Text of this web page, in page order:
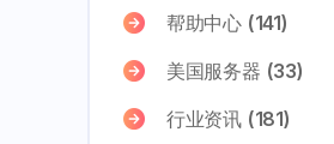
帮助中心 (141)
美国服务器 (33)
行业资讯 (181)